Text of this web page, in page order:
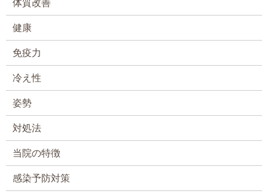
体質改善
健康
免疫力
冷え性
姿勢
対処法
当院の特徴
感染予防対策